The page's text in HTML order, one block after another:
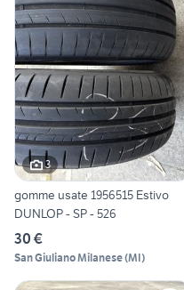
3
gomme usate 1956515 Estivo
DUNLOP - SP - 526
30 €
San Giuliano Milanese(MI)